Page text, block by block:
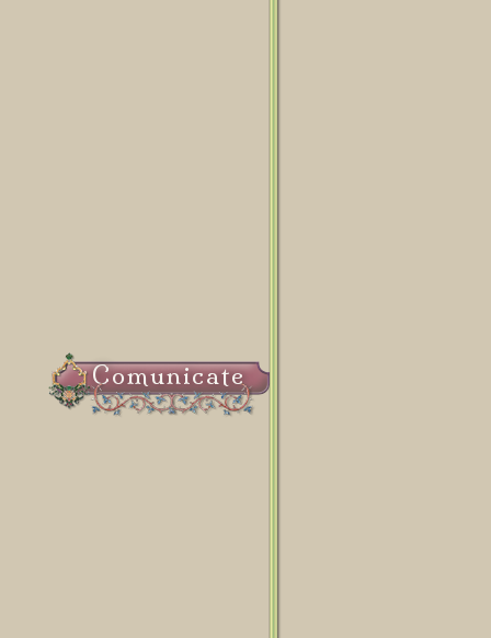
Comunicate